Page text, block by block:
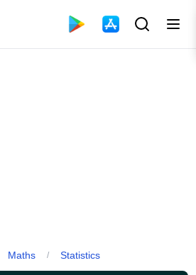
Maths / Statistics